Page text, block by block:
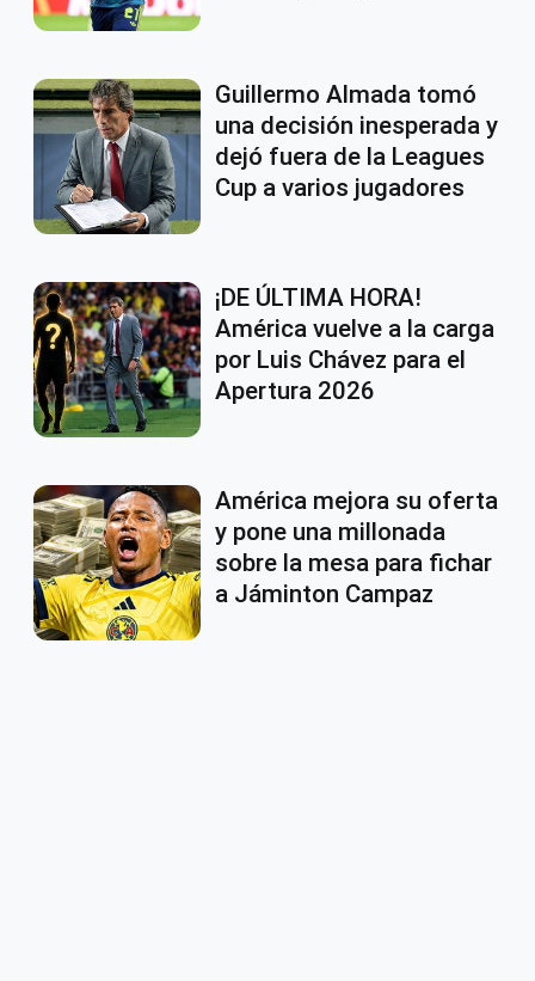
Guillermo Almada tomó
una decisión inesperada y
dejó fuera de la Leagues
Cup a varios jugadores
¡DE ÚLTIMA HORA!
América vuelve a la carga
por Luis Chávez para el
Apertura 2026
América mejora su oferta
y pone una millonada
sobre la mesa para fichar
a Jáminton Campaz